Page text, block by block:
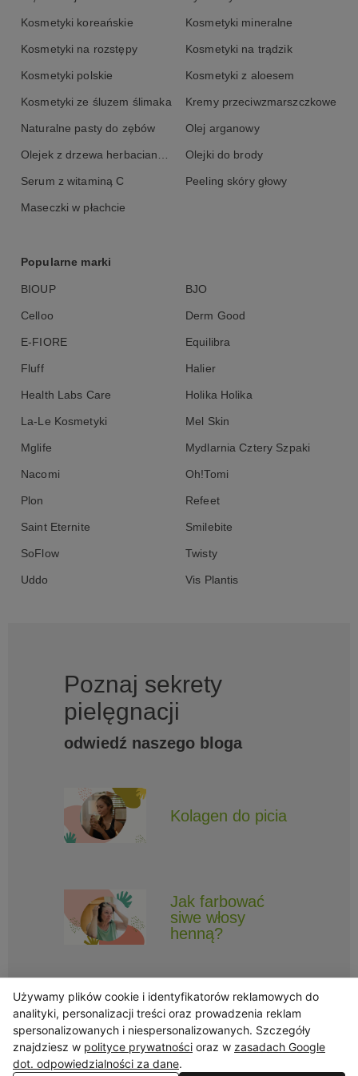
Kosmetyki koreańskie Kosmetyki mineralne
Kosmetyki na rozstępy Kosmetyki na trądzik
Kosmetyki polskie Kosmetyki z aloesem
Kosmetyki ze śluzem ślimaka Kremy przeciwzmarszczkowe
Naturalne pasty do zębów Olej arganowy
Olejek z drzewa herbacianego Olejki do brody
Serum z witaminą C Peeling skóry głowy
Maseczki w płachcie
Popularne marki
BIOUP BJO
Celloo Derm Good
E-FIORE Equilibra
Fluff Halier
Health Labs Care Holika Holika
La-Le Kosmetyki Mel Skin
Mglife Mydlarnia Cztery Szpaki
Nacomi Oh!Tomi
Plon Refeet
Saint Eternite Smilebite
SoFlow Twisty
Uddo Vis Plantis
Poznaj sekrety
pielęgnacji
odwiedź naszego bloga
Kolagen do picia
Jak farbować
siwe włosy
henną?
Obserwuj Triny, by nie ominęły Cię najlepsze promocje i informacje
o nowościach.
Używamy plików cookie i identyfikatorów reklamowych do
analityki, personalizacji treści oraz prowadzenia reklam
spersonalizowanych i niespersonalizowanych. Szczegóły
znajdziesz w polityce prywatności oraz w zasadach Google
dot. odpowiedzialności za dane.